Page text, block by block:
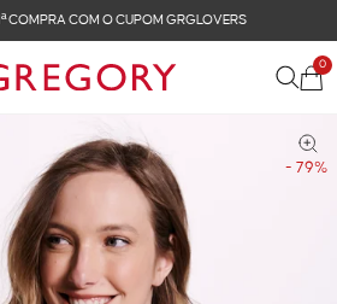
NAS COMPRAS ACIMA DE R$ 899
0
- 79%